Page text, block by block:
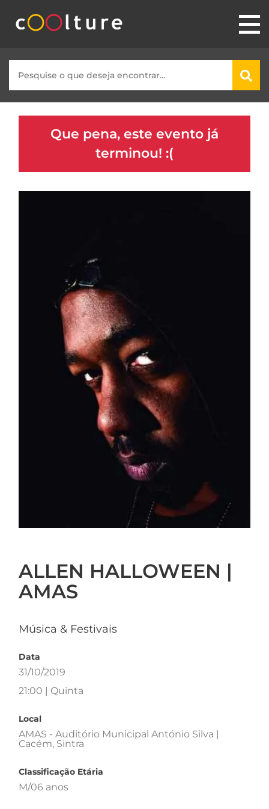
Que pena, este evento já
terminou! :(
ALLEN HALLOWEEN |
AMAS
Música & Festivais
Data
31/10/2019
21:00 | Quinta
Local
AMAS - Auditório Municipal António Silva |
Cacém, Sintra
Classificação Etária
M/06 anos